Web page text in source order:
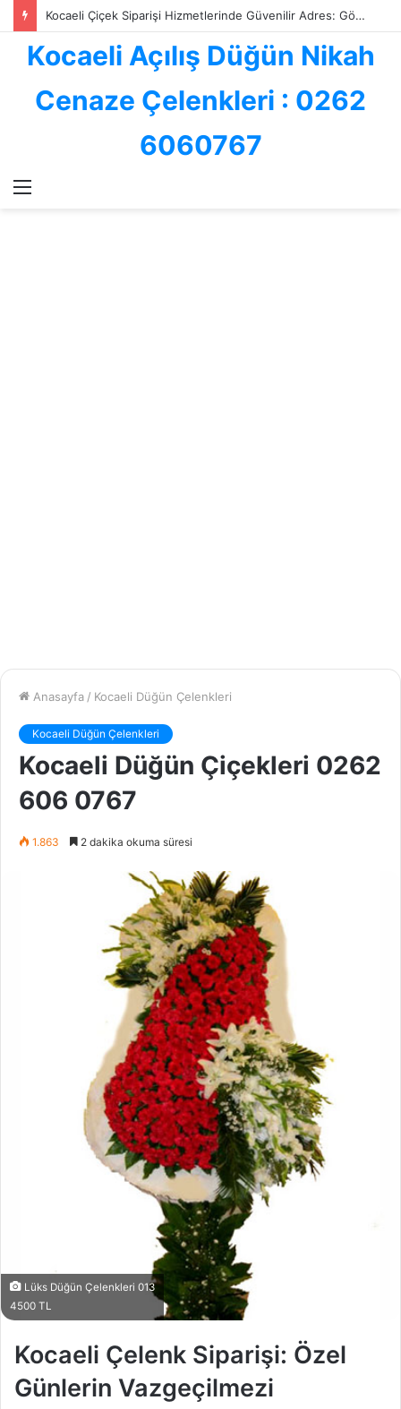
Kocaeli ve İzmit Çiçekçilik Sektöründe Göksallar Çiçekçilik: Kalite, Hız ve Güvenin Adresi
Kocaeli Açılış Düğün Nikah
Cenaze Çelenkleri : 0262
6060767
Anasayfa / Kocaeli Düğün Çelenkleri
Kocaeli Düğün Çelenkleri
Kocaeli Düğün Çiçekleri 0262
606 0767
1.863 2 dakika okuma süresi
Lüks Düğün Çelenkleri 013
4500 TL
Kocaeli Çelenk Siparişi: Özel
Günlerin Vazgeçilmezi